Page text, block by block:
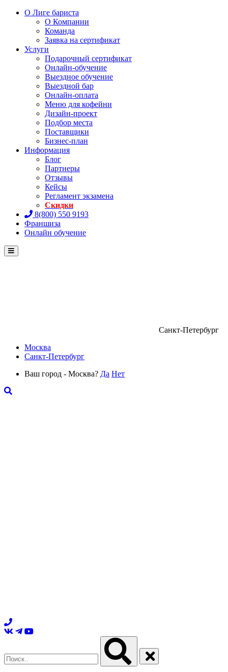
О Лиге бариста
О Компании
Команда
Заявка на сертификат
Услуги
Подарочный сертификат
Онлайн-обучение
Выездное обучение
Выездной бар
Онлайн-оплата
Меню для кофейни
Дизайн-проект
Подбор места
Поставщики
Бизнес-план
Информация
Блог
Партнеры
Отзывы
Кейсы
Регламент экзамена
Скидки
8(800) 550 9193
Франшиза
Онлайн обучение
Menu
Санкт-Петербург
Москва
Санкт-Петербург
Ваш город - Москва? Да Нет